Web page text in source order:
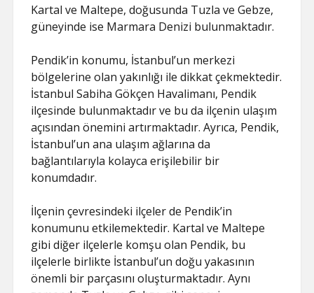
Kartal ve Maltepe, doğusunda Tuzla ve Gebze,
güneyinde ise Marmara Denizi bulunmaktadır.
Pendik’in konumu, İstanbul’un merkezi
bölgelerine olan yakınlığı ile dikkat çekmektedir.
İstanbul Sabiha Gökçen Havalimanı, Pendik
ilçesinde bulunmaktadır ve bu da ilçenin ulaşım
açısından önemini artırmaktadır. Ayrıca, Pendik,
İstanbul’un ana ulaşım ağlarına da
bağlantılarıyla kolayca erişilebilir bir
konumdadır.
İlçenin çevresindeki ilçeler de Pendik’in
konumunu etkilemektedir. Kartal ve Maltepe
gibi diğer ilçelerle komşu olan Pendik, bu
ilçelerle birlikte İstanbul’un doğu yakasının
önemli bir parçasını oluşturmaktadır. Aynı